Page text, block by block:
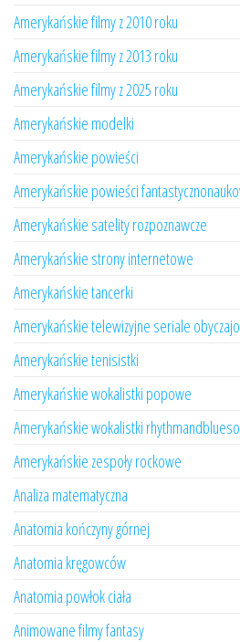
Amerykańskie filmy z 2010 roku
Amerykańskie filmy z 2013 roku
Amerykańskie filmy z 2025 roku
Amerykańskie modelki
Amerykańskie powieści
Amerykańskie powieści
Amerykańskie satelity rozpoznawcze
Amerykańskie strony internetowe
Amerykańskie tancerki
Amerykańskie telewizyjne seriale
Amerykańskie tenisistki
Amerykańskie wokalistki popowe
Amerykańskie wokalistki
Amerykańskie zespoły rockowe
Analiza matematyczna
Anatomia kończyny górnej
Anatomia kręgowców
Anatomia powłok ciała
Animowane filmy fantasy